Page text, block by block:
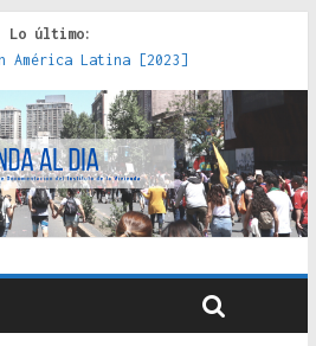
Lo último:
América Latina [2023]
de los Estados :
[2022]
con el acero : hacia una teoría
latinoamericanas [2020]
vivienda adecuada [2019]
Caja del Seguro Obrero en
emblemático [2014]